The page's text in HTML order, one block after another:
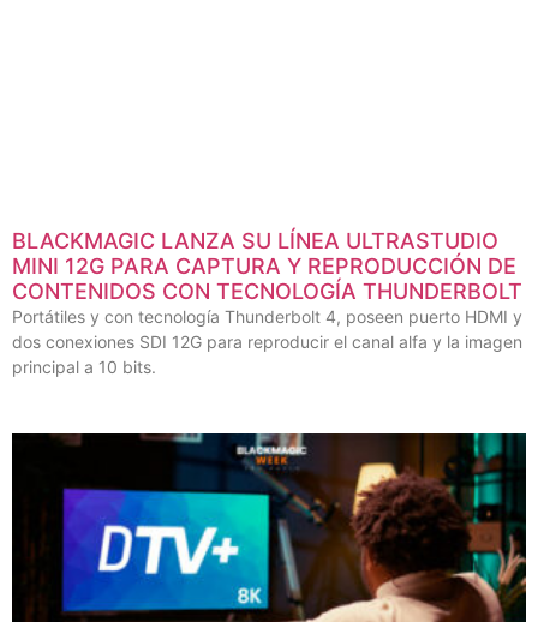
BLACKMAGIC LANZA SU LÍNEA ULTRASTUDIO
MINI 12G PARA CAPTURA Y REPRODUCCIÓN DE
CONTENIDOS CON TECNOLOGÍA THUNDERBOLT
Portátiles y con tecnología Thunderbolt 4, poseen puerto HDMI y
dos conexiones SDI 12G para reproducir el canal alfa y la imagen
principal a 10 bits.